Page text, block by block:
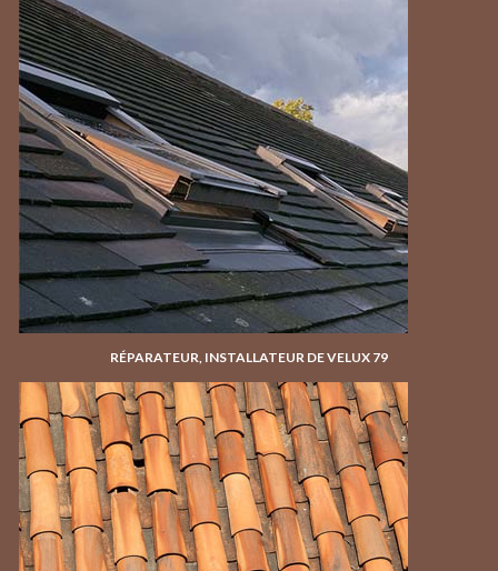
RÉPARATEUR, INSTALLATEUR DE VELUX 79